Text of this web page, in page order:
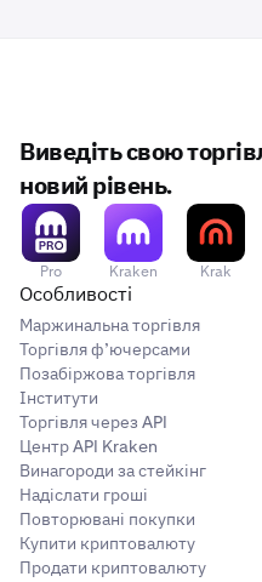
Виведіть свою
новий рівень.
Pro Kraken Krak
Особливості
Маржинальна торгівля
Торгівля ф’ючерсами
Позабіржова торгівля
Інститути
Торгівля через API
Центр API Kraken
Винагороди за стейкінг
Надіслати гроші
Повторювані покупки
Купити криптовалюту
Продати криптовалюту